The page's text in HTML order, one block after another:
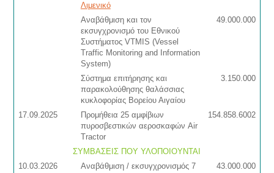
Λιμενικό
Αναβάθμιση και τον
εκσυγχρονισμό του Εθνικού
Συστήματος VTMIS (Vessel
Traffic Monitoring and Information
System)
49.000.000
Σύστημα επιτήρησης και
παρακολούθησης θαλάσσιας
κυκλοφορίας Βορείου Αιγαίου
3.150.000
17.09.2025
Προμήθεια 25 αμφίβιων
πυροσβεστικών αεροσκαφών Air
Tractor
154.858.6002
ΣΥΜΒΑΣΕΙΣ ΠΟΥ ΥΛΟΠΟΙΟΥΝΤΑΙ
10.03.2026
Αναβάθμιση / εκσυγχρονισμός 7
43.000.000